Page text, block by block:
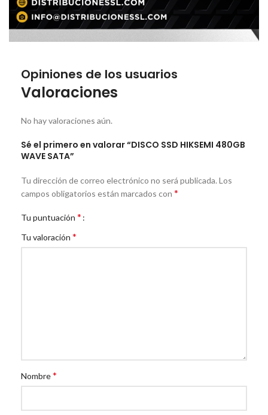
Opiniones de los usuarios
Valoraciones
No hay valoraciones aún.
Sé el primero en valorar “DISCO SSD HIKSEMI 480GB
WAVE SATA”
Tu dirección de correo electrónico no será publicada. Los
campos obligatorios están marcados con *
Tu puntuación *
Tu valoración *
Nombre*